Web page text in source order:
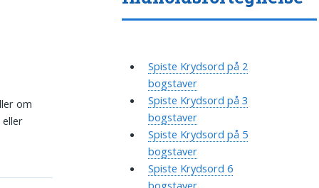
om
Spiste Krydsord på 2
bogstaver
Spiste Krydsord på 3
bogstaver
Spiste Krydsord på 5
bogstaver
Spiste Krydsord 6
bogstaver